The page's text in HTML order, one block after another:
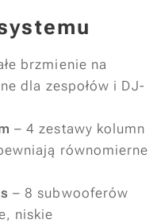
brzmienie na
dla zespołów i DJ-
– 4 zestawy kolumn
równomierne
– 8 subwooferów
niskie